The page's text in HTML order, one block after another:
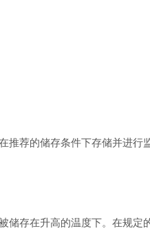
推荐的储存条件下存储并进
储存在升高的温度下。在规